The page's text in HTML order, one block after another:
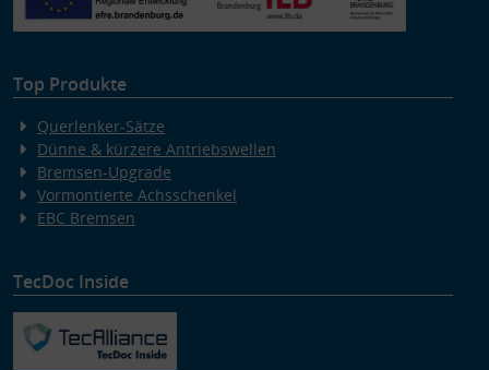
Top Produkte
Querlenker-Sätze
Dünne & kürzere Antriebswellen
Bremsen-Upgrade
Vormontierte Achsschenkel
EBC Bremsen
TecDoc Inside